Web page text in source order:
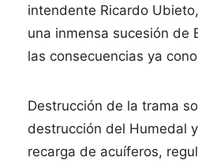
intendente Ricardo
una inmensa sucesión de
las consecuencias ya
Destrucción de la trama
destrucción del Humedal
recarga de acuíferos,